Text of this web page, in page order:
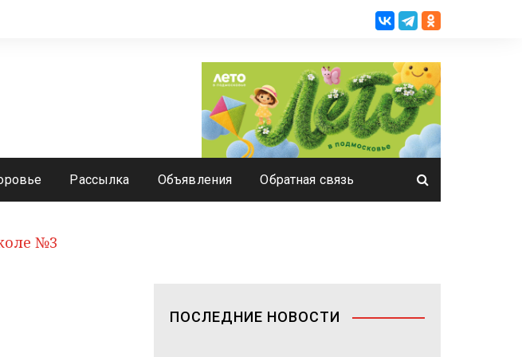
Рассылка Объявления Обратная связь
№3
ПОСЛЕДНИЕ НОВОСТИ